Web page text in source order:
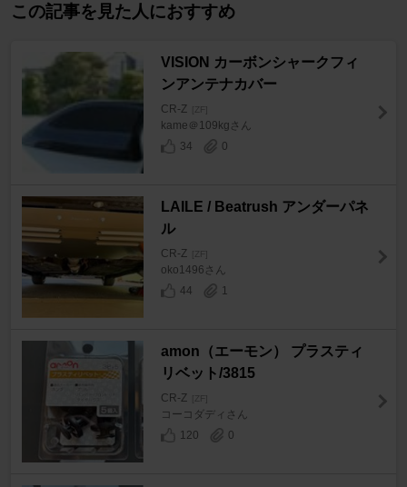
この記事を見た人におすすめ
VISION カーボンシャークフィ
ンアンテナカバー
CR-Z [ZF]
kame＠109kgさん
34
0
LAILE / Beatrush アンダーパネ
ル
CR-Z [ZF]
oko1496さん
44
1
amon（エーモン） プラスティ
リベット/3815
CR-Z [ZF]
コーコダディさん
120
0